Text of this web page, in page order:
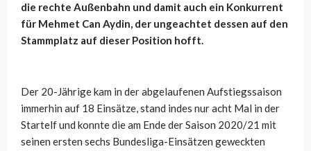
die rechte Außenbahn und damit auch ein Konkurrent
für Mehmet Can Aydin, der ungeachtet dessen auf den
Stammplatz auf dieser Position hofft.
Der 20-Jährige kam in der abgelaufenen Aufstiegssaison
immerhin auf 18 Einsätze, stand indes nur acht Mal in der
Startelf und konnte die am Ende der Saison 2020/21 mit
seinen ersten sechs Bundesliga-Einsätzen geweckten